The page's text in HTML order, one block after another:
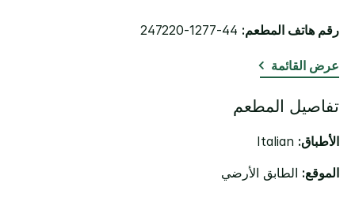
رقم هاتف المطعم:
عرض القائمة
تفاصيل المطعم
الأطباق:
الموقع: الطابق الأرضي